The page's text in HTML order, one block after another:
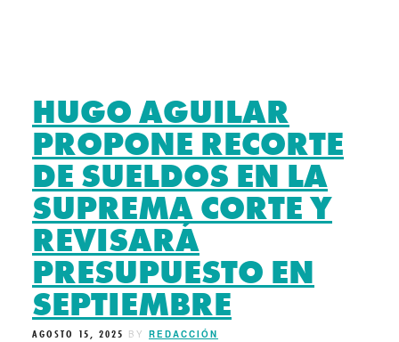
HUGO AGUILAR
PROPONE RECORTE
DE SUELDOS EN LA
SUPREMA CORTE Y
REVISARÁ
PRESUPUESTO EN
SEPTIEMBRE
AGOSTO 15, 2025 BY REDACCIÓN